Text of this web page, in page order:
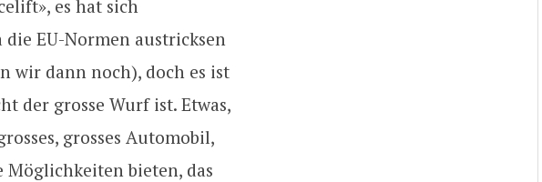
es hat sich
EU-Normen austricksen
wir dann noch), doch es ist
der grosse Wurf ist. Etwas,
grosses Automobil,
Möglichkeiten bieten, das